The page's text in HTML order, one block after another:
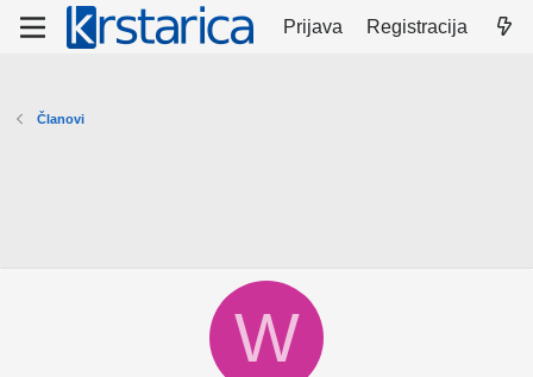
Prijava Registracija
Članovi
W